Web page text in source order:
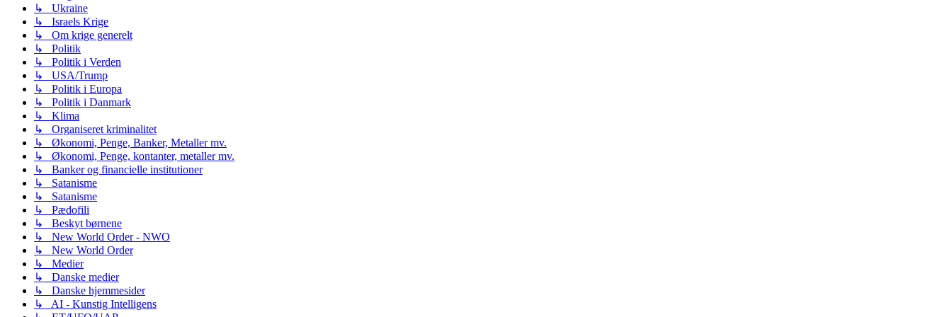
↳ Ukraine
↳ Israels Krige
↳ Om krige generelt
↳ Politik
↳ Politik i Verden
↳ USA/Trump
↳ Politik i Europa
↳ Politik i Danmark
↳ Klima
↳ Organiseret kriminalitet
↳ Økonomi, Penge, Banker, Metaller mv.
↳ Økonomi, Penge, kontanter, metaller mv.
↳ Banker og financielle institutioner
↳ Satanisme
↳ Satanisme
↳ Pædofili
↳ Beskyt børnene
↳ New World Order - NWO
↳ New World Order
↳ Medier
↳ Danske medier
↳ Danske hjemmesider
↳ AI - Kunstig Intelligens